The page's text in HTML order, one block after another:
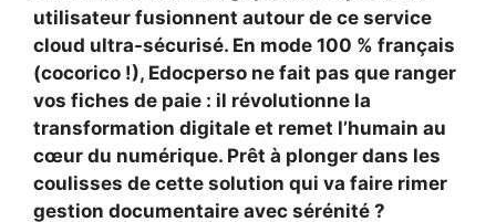
utilisateur fusionnent autour de ce service
cloud ultra-sécurisé. En mode 100 % français
(cocorico !), Edocperso ne fait pas que ranger
vos fiches de paie : il révolutionne la
transformation digitale et remet l’humain au
cœur du numérique. Prêt à plonger dans les
coulisses de cette solution qui va faire rimer
gestion documentaire avec sérénité ?